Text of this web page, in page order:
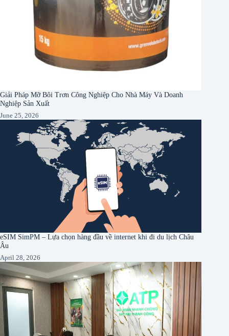
Giải Pháp Mỡ Bôi Trơn Công Nghiệp Cho Nhà Máy Và Doanh
Nghiệp Sản Xuất
June 25, 2026
eSIM SimPM – Lựa chọn hàng đầu về internet khi đi du lịch Châu
Âu
April 28, 2026